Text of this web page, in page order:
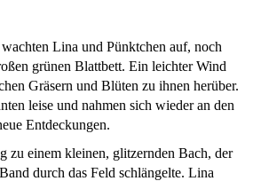
Lina und Pünktchen auf, noch
grünen Blattbett. Ein leichter Wind
Gräsern und Blüten zu ihnen herüber.
leise und nahmen sich wieder an den
Entdeckungen.
zu einem kleinen, glitzernden Bach, der
durch das Feld schlängelte. Lina